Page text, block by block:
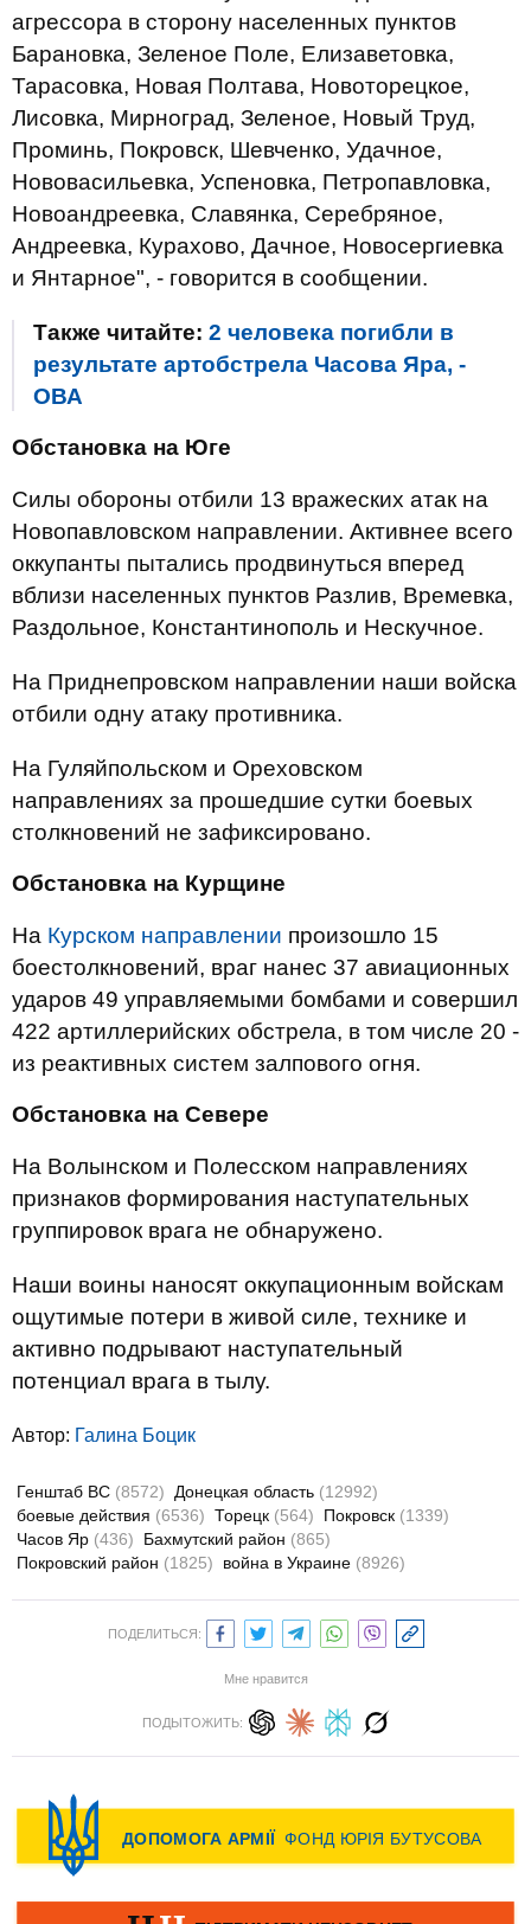
агрессора в сторону населенных пунктов
Барановка, Зеленое Поле, Елизаветовка,
Тарасовка, Новая Полтава, Новоторецкое,
Лисовка, Мирноград, Зеленое, Новый Труд,
Проминь, Покровск, Шевченко, Удачное,
Нововасильевка, Успеновка, Петропавловка,
Новоандреевка, Славянка, Серебряное,
Андреевка, Курахово, Дачное, Новосергиевка
и Янтарное", - говорится в сообщении.
Также читайте: 2 человека погибли в
результате артобстрела Часова Яра, -
ОВА
Обстановка на Юге
Силы обороны отбили 13 вражеских атак на
Новопавловском направлении. Активнее всего
оккупанты пытались продвинуться вперед
вблизи населенных пунктов Разлив, Времевка,
Раздольное, Константинополь и Нескучное.
На Приднепровском направлении наши войска
отбили одну атаку противника.
На Гуляйпольском и Ореховском
направлениях за прошедшие сутки боевых
столкновений не зафиксировано.
Обстановка на Курщине
На Курском направлении произошло 15
боестолкновений, враг нанес 37 авиационных
ударов 49 управляемыми бомбами и совершил
422 артиллерийских обстрела, в том числе 20 -
из реактивных систем залпового огня.
Обстановка на Севере
На Волынском и Полесском направлениях
признаков формирования наступательных
группировок врага не обнаружено.
Наши воины наносят оккупационным войскам
ощутимые потери в живой силе, технике и
активно подрывают наступательный
потенциал врага в тылу.
Автор: Галина Боцик
Генштаб ВС (8572) Донецкая область (12992)
боевые действия (6536) Торецк (564) Покровск (1339)
Часов Яр (436) Бахмутский район (865)
Покровский район (1825) война в Украине (8926)
ПОДЕЛИТЬСЯ:
Мне нравится
ПОДЫТОЖИТЬ: